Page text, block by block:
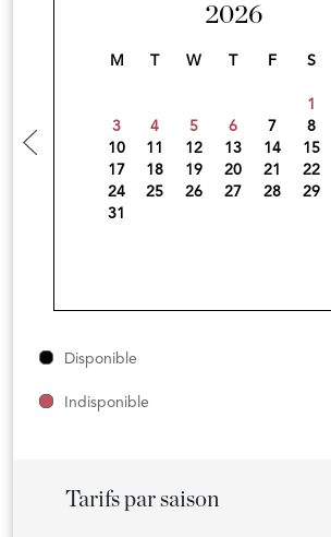
2026
M T W T F S
1
3
4 5 6 7 8
10
11 12 13 14 15
17
18 19 20 21 22
24
25 26 27 28 29
31
Disponible
Indisponible
Tarifs par saison